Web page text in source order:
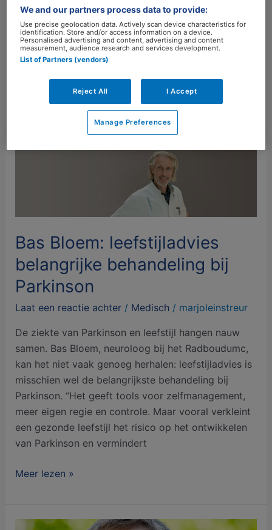
anders ingericht moet worden. “Het huidige systeem
is niet gericht op duurzame zorg, en vanuit de
zorgverzekeraar komt de perverse prikkel dat meer
ziekte meer geld oplevert”, vertelt Wardell. Hij start
Meer lezen »
Bas Bloem: leefstijladvies
belangrijke behandeling bij
Parkinson
Laat een reactie achter / Medisch/ marjoleinstreur
De ziekte van Parkinson en leefstijl hangen nauw
samen. Bas Bloem, neuroloog bij het Radboudumc,
kan het niet vaak genoeg herhalen: leefstijladvies is
misschien wel de belangrijkste behandeling bij
Parkinson. “Het geeft tools voor zelfmanagement,
meer eigen regie en controle. Maar vooral verkleint
een gezonde leefstijl het risico op het ontwikkelen
van Parkinson en vermindert
behandeling
bij
Parkinson
Meer lezen »
Leefstijl
We and our partners process data to provide:
Use precise geolocation data. Actively scan device characteristics for
identification. Store and/or access information on a device.
Personalised advertising and content, advertising and content
measurement, audience research and services development.
List of Partners (vendors)
Reject All I Accept
Manage Preferences